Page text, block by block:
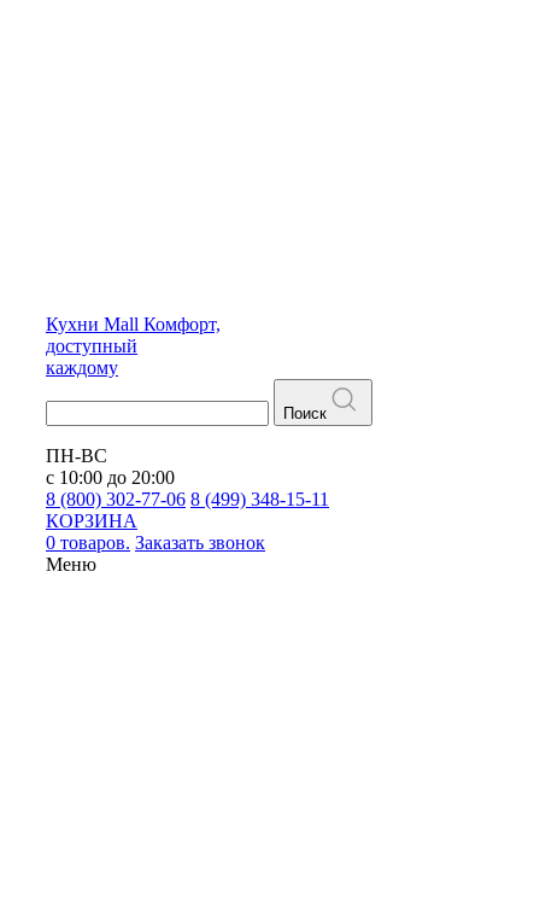
Кухни Mall Комфорт,
доступный
каждому
Поиск
ПН-ВС
с 10:00 до 20:00
8 (800) 302-77-06 8 (499) 348-15-11
КОРЗИНА
0 товаров. Заказать звонок
Меню